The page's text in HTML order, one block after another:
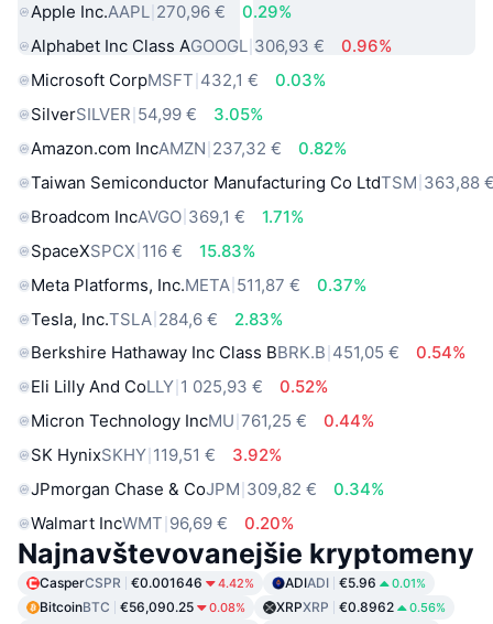
Apple Inc.AAPL 270,96 €
0.29%
Alphabet Inc Class AGOOGL 306,93 €
0.96%
Microsoft CorpMSFT 432,1 €
0.03%
SilverSILVER 54,99 €
3.05%
Amazon.com IncAMZN 237,32 €
0.82%
Taiwan Semiconductor Manufacturing Co LtdTSM 363,88
Broadcom IncAVGO 369,1 €
1.71%
SpaceXSPCX 116 €
15.83%
Meta Platforms, Inc.META 511,87 €
0.37%
Tesla, Inc.TSLA 284,6 €
2.83%
Berkshire Hathaway Inc Class BBRK.B 451,05 €
0.54%
Eli Lilly And CoLLY 1 025,93 €
0.52%
Micron Technology IncMU 761,25 €
0.44%
SK HynixSKHY 119,51 €
3.92%
JPmorgan Chase & CoJPM 309,82 €
0.34%
Walmart IncWMT 96,69 € 0.20%
Najnavštevovanejšie kryptomeny
CasperCSPR €0.001646 4.42% ADIADI €5.96 0.01%
BitcoinBTC €56,090.25 0.08% XRPXRP €0.8962 0.56%